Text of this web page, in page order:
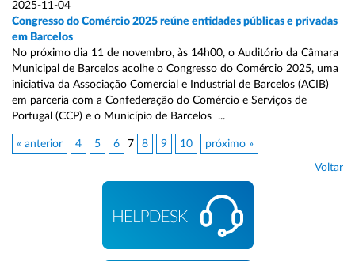
2025-11-04
Congresso do Comércio 2025 reúne entidades públicas e privadas
em Barcelos
No próximo dia 11 de novembro, às 14h00, o Auditório da Câmara
Municipal de Barcelos acolhe o Congresso do Comércio 2025, uma
iniciativa da Associação Comercial e Industrial de Barcelos (ACIB)
em parceria com a Confederação do Comércio e Serviços de
Portugal (CCP) e o Município de Barcelos ...
« anterior 4 5 6 7 8 9 10 próximo »
Voltar